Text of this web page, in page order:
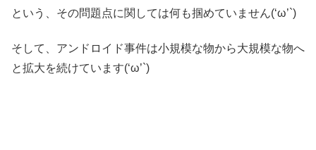
という、その問題点に関しては何も掴めていません(‘ω’`)
そして、アンドロイド事件は小規模な物から大規模な物へ
と拡大を続けています(‘ω’`)